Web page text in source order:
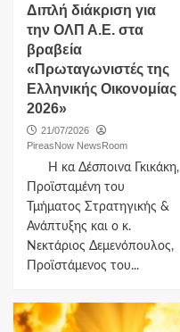
Διπλή διάκριση για
την ΟΛΠ Α.Ε. στα
βραβεία
«Πρωταγωνιστές της
Ελληνικής Οικονομίας
2026»
21/07/2026
PireasNow NewsRoom
Η κα Δέσποινα Γκικάκη,
Προϊσταμένη του
Τμήματος Στρατηγικής &
Ανάπτυξης και ο κ.
Νεκτάριος Δεμενόπουλος,
Προϊστάμενος του...